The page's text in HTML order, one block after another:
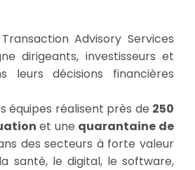
Advisory Services
dirigeants, investisseurs et
leurs décisions financières
équipes réalisent près de 250
et une quarantaine de
des secteurs à forte valeur
santé, le digital, le software,